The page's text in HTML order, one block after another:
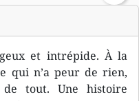
et intrépide. À la
qui n’a peur de rien,
tout. Une histoire